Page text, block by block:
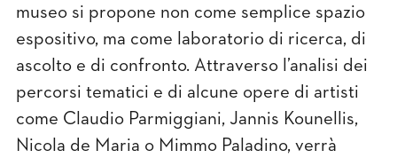
museo si propone non come semplice spazio
espositivo, ma come laboratorio di ricerca, di
ascolto e di confronto. Attraverso l’analisi dei
percorsi tematici e di alcune opere di artisti
come Claudio Parmiggiani, Jannis Kounellis,
Nicola de Maria o Mimmo Paladino, verrà